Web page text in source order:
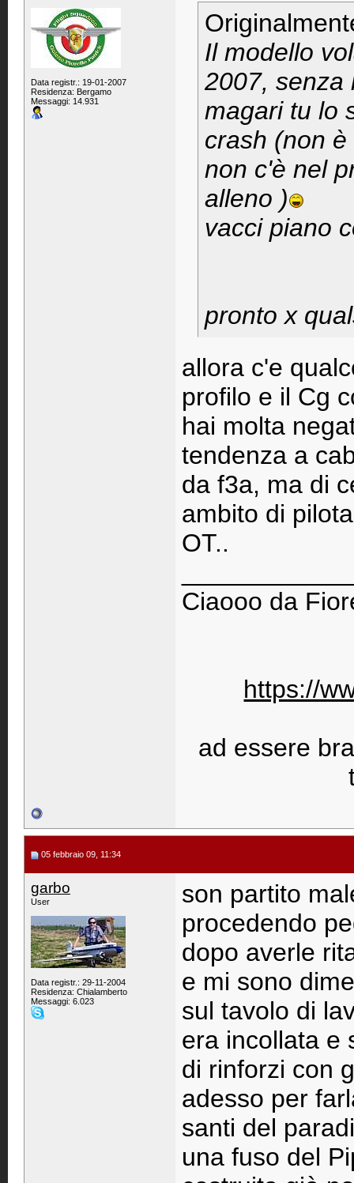
Data registr.: 19-01-2007
Residenza: Bergamo
Messaggi: 14.931
Il modello
2007, senza
magari tu lo
crash (non
non c'è nel
alleno )
vacci piano
pronto x
allora c'e
profilo e il Cg
hai molta
tendenza a
da f3a, ma di
ambito di
OT..
Ciaooo da
https://
ad essere
05 febbraio 09, 11:34
garbo
User
Data registr.: 29-11-2004
Residenza: Chialamberto
Messaggi: 6.023
son partito
procedendo
dopo averle
e mi sono
sul tavolo di
era incollata e
di rinforzi con
adesso per
santi del
una fuso del